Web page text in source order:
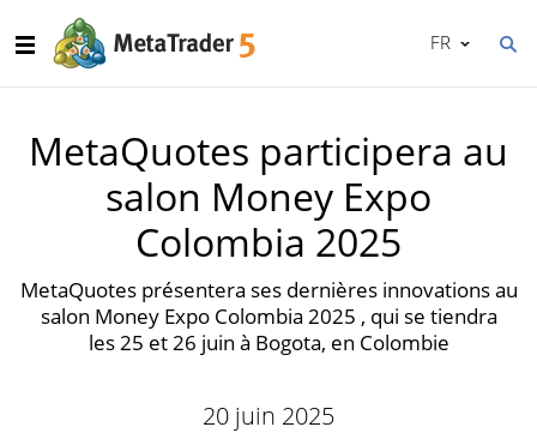
FR
MetaQuotes participera au
salon Money Expo
Colombia 2025
MetaQuotes présentera ses dernières innovations au
salon Money Expo Colombia 2025 , qui se tiendra
les 25 et 26 juin à Bogota, en Colombie
20 juin 2025